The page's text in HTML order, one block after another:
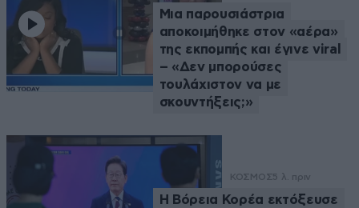
Μια παρουσιάστρια
αποκοιμήθηκε στον «αέρα»
της εκπομπής και έγινε viral
– «Δεν μπορούσες
τουλάχιστον να με
σκουντήξεις;»
ΚΟΣΜΟΣ5 λ. πριν
Η Βόρεια Κορέα εκτόξευσε